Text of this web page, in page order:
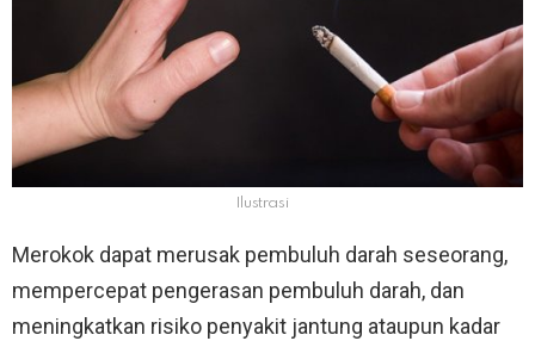
Ilustrasi
Merokok dapat merusak pembuluh darah seseorang,
mempercepat pengerasan pembuluh darah, dan
meningkatkan risiko penyakit jantung ataupun kadar